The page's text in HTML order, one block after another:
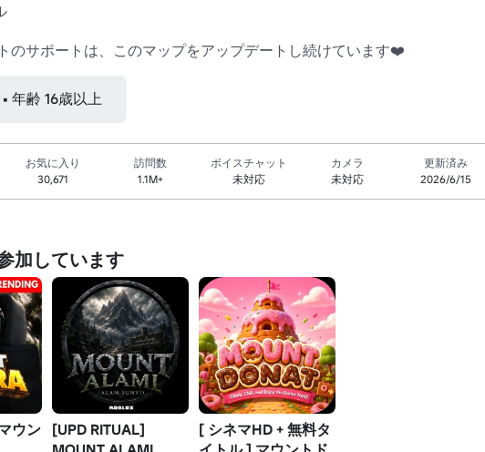
のサポートは、このマップをアップデートし続けています❤️
年齢 16歳以上
お気に入り
30,671
訪問数
1.1M+
ボイスチャット
未対応
カメラ
未対応
更新済み
2026/6/15
加しています
ウン
[UPD RITUAL]
[ シネマHD + 無料タ